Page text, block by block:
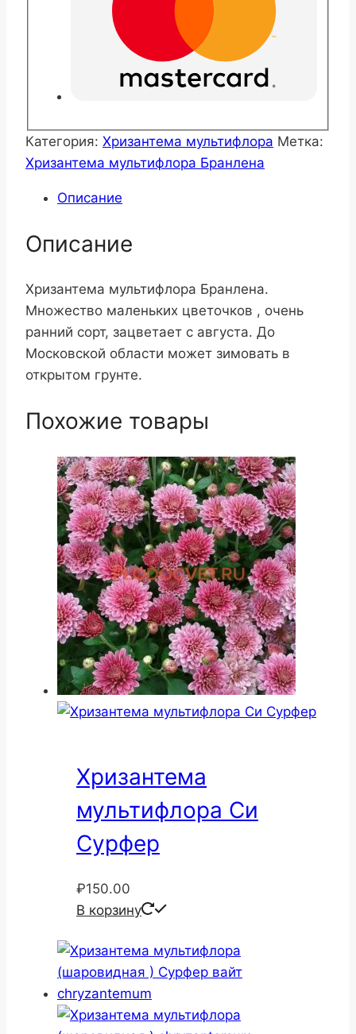
Категория: Хризантема мультифлора Метка:
Хризантема мультифлора Бранлена
Описание
Описание
Хризантема мультифлора Бранлена.
Множество маленьких цветочков , очень
ранний сорт, зацветает с августа. До
Московской области может зимовать в
открытом грунте.
Похожие товары
Хризантема
мультифлора Си
Сурфер
₽150.00
В корзину